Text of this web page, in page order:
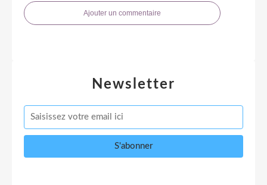
Ajouter un commentaire
Newsletter